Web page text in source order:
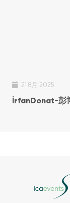
21 8月 2025
İrfanDonat-彭